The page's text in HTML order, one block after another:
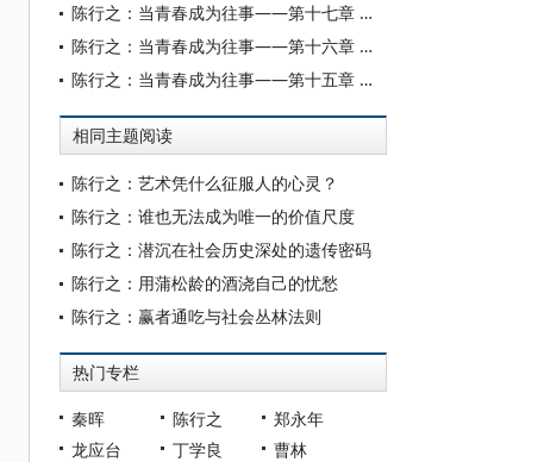
陈行之：当青春成为往事——第十七章 活着
陈行之：当青春成为往事——第十六章 汇入波涛
陈行之：当青春成为往事——第十五章 流血的心
相同主题阅读
陈行之：艺术凭什么征服人的心灵？
陈行之：谁也无法成为唯一的价值尺度
陈行之：潜沉在社会历史深处的遗传密码
陈行之：用蒲松龄的酒浇自己的忧愁
陈行之：赢者通吃与社会丛林法则
热门专栏
秦晖 陈行之
郑永年
龙应台
丁学良
曹林